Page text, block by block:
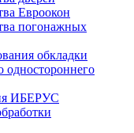
Евроокон
погонажных
обкладки
одностороннего
ИБЕРУС